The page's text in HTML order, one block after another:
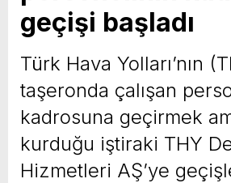
yeni özellikler belli oldu
geçişi başladı
Türk Hava Yolları’nın
taşeronda çalışan
kadrosuna geçirmek
kurduğu iştiraki THY
Hizmetleri AŞ’ye